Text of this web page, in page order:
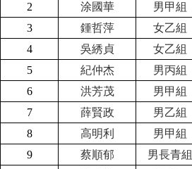
2
涂國華
男甲組
3
鍾哲萍
女乙組
4
吳綉貞
女乙組
5
紀仲杰
男丙組
6
洪芳茂
男甲組
7
薛賢政
男乙組
8
高明利
男甲組
9
蔡順郁
男長青組